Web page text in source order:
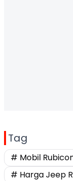
Tag
# Mobil
# Harga Jeep